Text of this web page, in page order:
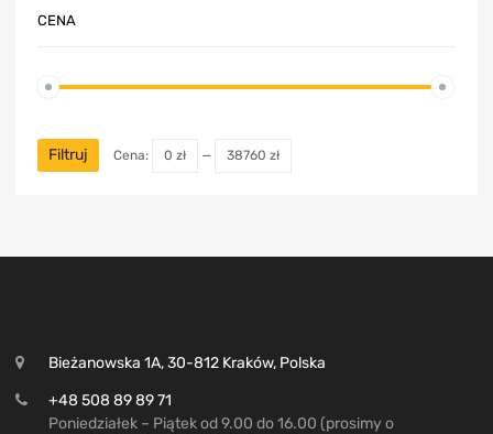
CENA
Filtruj Cena: 0 zł — 38760 zł
Bieżanowska 1A, 30-812 Kraków, Polska
+48 508 89 89 71
Poniedziałek – Piątek od 9.00 do 16.00 (prosimy o